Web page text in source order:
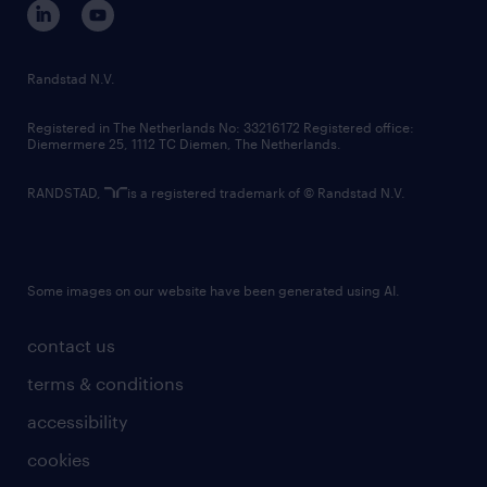
randstad innovation fund
country websites
contact us
terms & conditions
accessibility
cookies
Randstad N.V.
Registered in The Netherlands No: 33216172 Registered office:
Diemermere 25, 1112 TC Diemen, The Netherlands.
RANDSTAD, is a registered trademark of © Randstad N.V.
Some images on our website have been generated using AI.